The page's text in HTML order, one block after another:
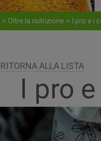
> Oltre la nutrizione > I pro e i
RITORNA ALLA LISTA
I pro